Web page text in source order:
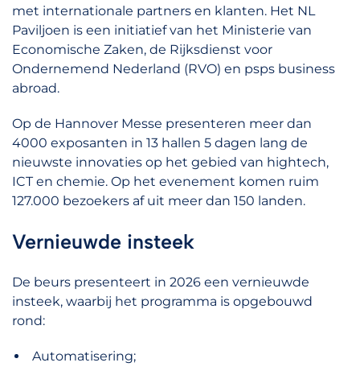
met internationale partners en klanten. Het NL
Paviljoen is een initiatief van het Ministerie van
Economische Zaken, de Rijksdienst voor
Ondernemend Nederland (RVO) en psps business
abroad.
Op de Hannover Messe presenteren meer dan
4000 exposanten in 13 hallen 5 dagen lang de
nieuwste innovaties op het gebied van hightech,
ICT en chemie. Op het evenement komen ruim
127.000 bezoekers af uit meer dan 150 landen.
Vernieuwde insteek
De beurs presenteert in 2026 een vernieuwde
insteek, waarbij het programma is opgebouwd
rond:
Automatisering;